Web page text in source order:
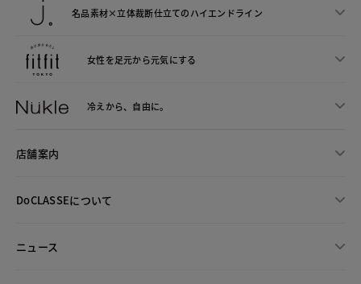
名品素材×立体裁断仕立てのハイエンドライン
女性を足元から元気にする
冷えから、 自由に。
店舗案内
DoCLASSEについて
ニュース